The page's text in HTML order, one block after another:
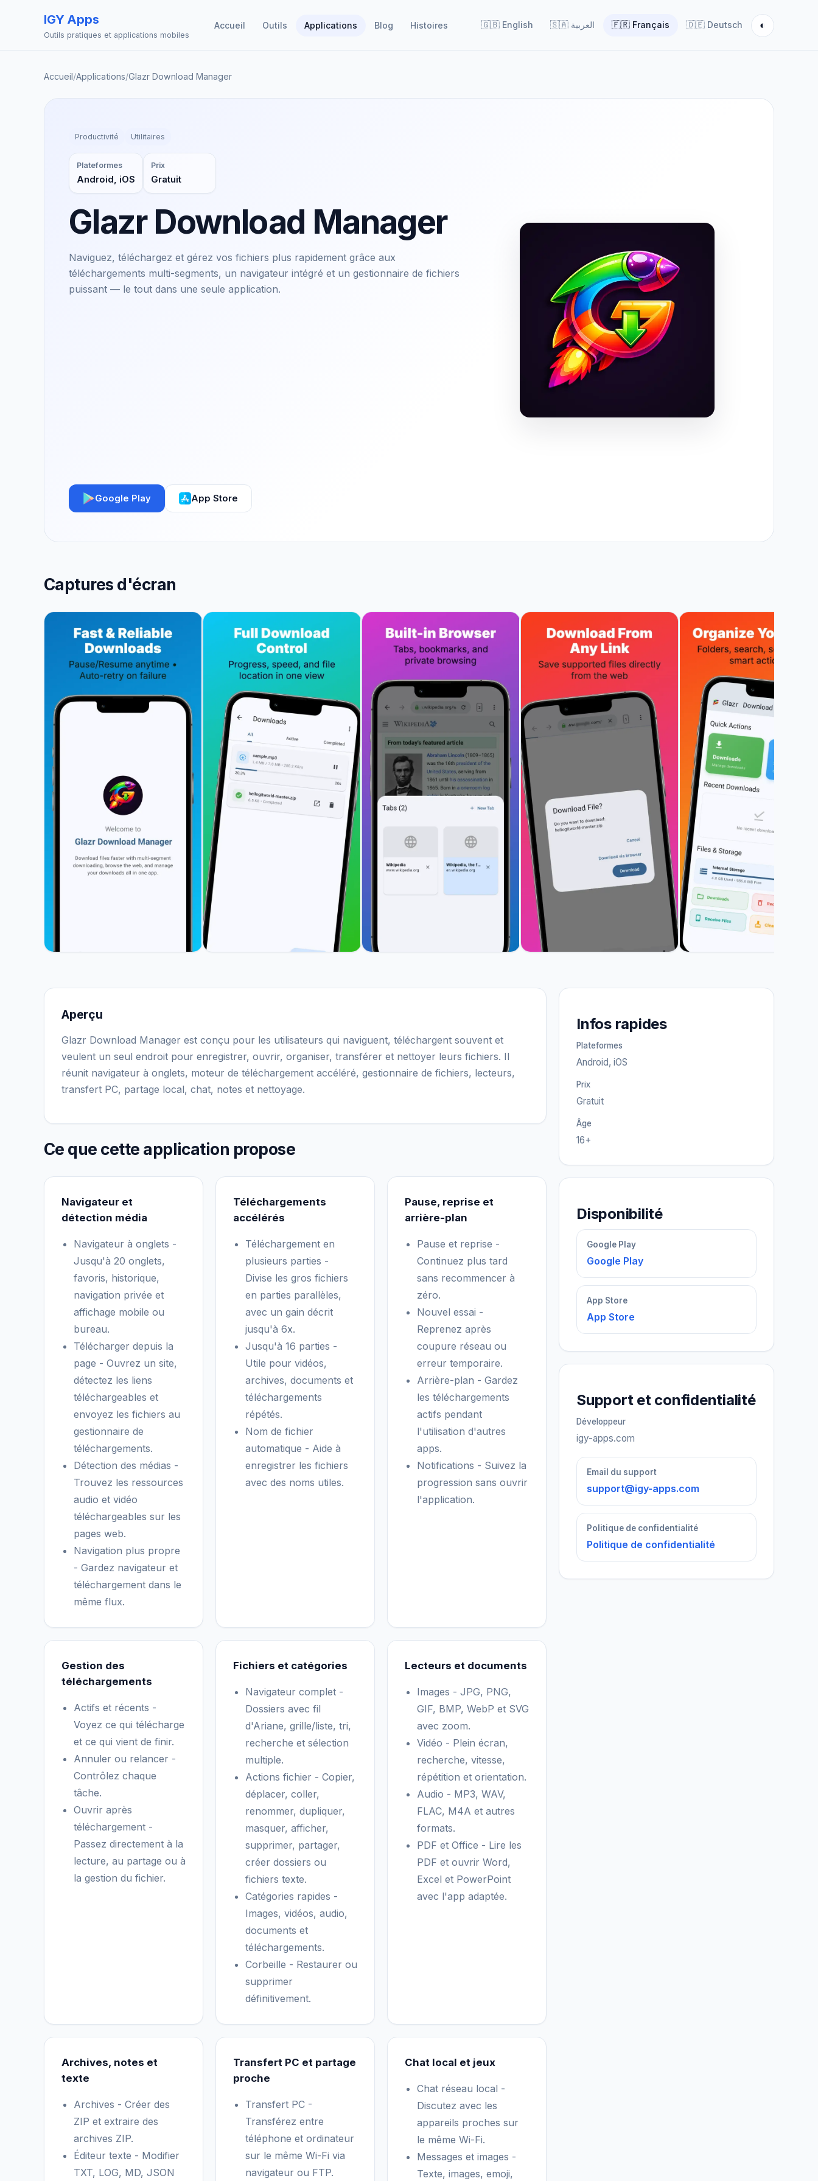
IGY Apps
Outils pratiques et applications mobiles
Accueil Outils Applications Blog Histoires 🇬🇧 English 🇸🇦 العربية 🇫🇷 Français 🇩🇪 Deutsch ◐
Accueil/Applications/Glazr Download Manager
Productivité Utilitaires
Plateformes
Android, iOS
Prix
Gratuit
Glazr Download Manager
Naviguez, téléchargez et gérez vos fichiers plus rapidement grâce aux
téléchargements multi-segments, un navigateur intégré et un gestionnaire de fichiers
puissant — le tout dans une seule application.
Google Play App Store
Captures d'écran
Aperçu
Glazr Download Manager est conçu pour les utilisateurs qui naviguent, téléchargent souvent et
veulent un seul endroit pour enregistrer, ouvrir, organiser, transférer et nettoyer leurs fichiers. Il
réunit navigateur à onglets, moteur de téléchargement accéléré, gestionnaire de fichiers, lecteurs,
transfert PC, partage local, chat, notes et nettoyage.
Ce que cette application propose
Navigateur et
détection média
Navigateur à onglets -
Jusqu'à 20 onglets,
favoris, historique,
navigation privée et
affichage mobile ou
bureau.
Télécharger depuis la
page - Ouvrez un site,
détectez les liens
téléchargeables et
envoyez les fichiers au
gestionnaire de
téléchargements.
Détection des médias -
Trouvez les ressources
audio et vidéo
téléchargeables sur les
pages web.
Navigation plus propre
- Gardez navigateur et
téléchargement dans le
même flux.
Téléchargements
accélérés
Téléchargement en
plusieurs parties -
Divise les gros fichiers
en parties parallèles,
avec un gain décrit
jusqu'à 6x.
Jusqu'à 16 parties -
Utile pour vidéos,
archives, documents et
téléchargements
répétés.
Nom de fichier
automatique - Aide à
enregistrer les fichiers
avec des noms utiles.
Pause, reprise et
arrière-plan
Pause et reprise -
Continuez plus tard
sans recommencer à
zéro.
Nouvel essai -
Reprenez après
coupure réseau ou
erreur temporaire.
Arrière-plan - Gardez
les téléchargements
actifs pendant
l'utilisation d'autres
apps.
Notifications - Suivez la
progression sans ouvrir
l'application.
Gestion des
téléchargements
Actifs et récents -
Voyez ce qui télécharge
et ce qui vient de finir.
Annuler ou relancer -
Contrôlez chaque
tâche.
Ouvrir après
téléchargement -
Passez directement à la
lecture, au partage ou à
la gestion du fichier.
Fichiers et catégories
Navigateur complet -
Dossiers avec fil
d'Ariane, grille/liste, tri,
recherche et sélection
multiple.
Actions fichier - Copier,
déplacer, coller,
renommer, dupliquer,
masquer, afficher,
supprimer, partager,
créer dossiers ou
fichiers texte.
Catégories rapides -
Images, vidéos, audio,
documents et
téléchargements.
Corbeille - Restaurer ou
supprimer
définitivement.
Lecteurs et documents
Images - JPG, PNG,
GIF, BMP, WebP et SVG
avec zoom.
Vidéo - Plein écran,
recherche, vitesse,
répétition et orientation.
Audio - MP3, WAV,
FLAC, M4A et autres
formats.
PDF et Office - Lire les
PDF et ouvrir Word,
Excel et PowerPoint
avec l'app adaptée.
Archives, notes et
texte
Archives - Créer des
ZIP et extraire des
archives ZIP.
Éditeur texte - Modifier
TXT, LOG, MD, JSON
Transfert PC et partage
proche
Transfert PC -
Transférez entre
téléphone et ordinateur
sur le même Wi-Fi via
navigateur ou FTP.
Chat local et jeux
Chat réseau local -
Discutez avec les
appareils proches sur
le même Wi-Fi.
Messages et images -
Texte, images, emoji,
Infos rapides
Plateformes
Android, iOS
Prix
Gratuit
Âge
16+
Disponibilité
Google Play
Google Play
App Store
App Store
Support et confidentialité
Développeur
igy-apps.com
Email du support
support@igy-apps.com
Politique de confidentialité
Politique de confidentialité